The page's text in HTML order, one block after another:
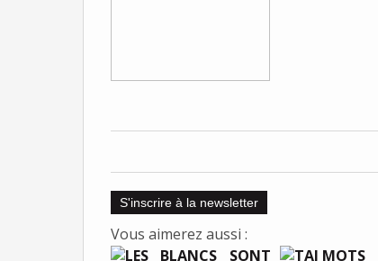
S'inscrire à la newsletter
Vous aimerez aussi :